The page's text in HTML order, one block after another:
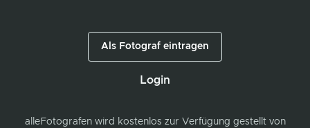
Als Fotograf eintragen
Login
alleFotografenwird kostenlos zur Verfügung gestellt von